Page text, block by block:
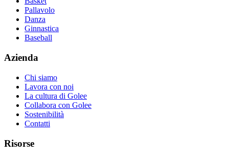
Pallavolo
Danza
Ginnastica
Baseball
Azienda
Chi siamo
Lavora con noi
La cultura di Golee
Collabora con Golee
Sostenibilità
Contatti
Risorse